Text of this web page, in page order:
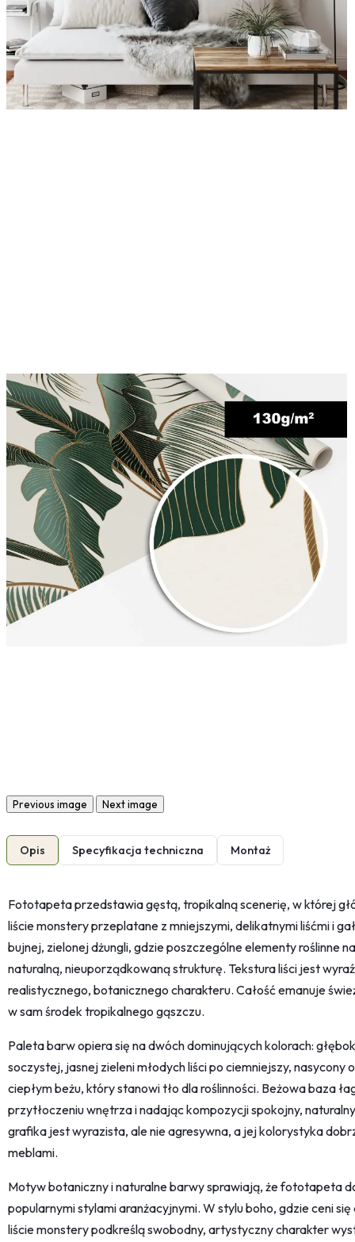
Previous image Next image
Opis Specyfikacja techniczna Montaż
Fototapeta przedstawia gęstą, tropikalną scenerię, w której
liście monstery przeplatane z mniejszymi, delikatnymi liśćmi i
bujnej, zielonej dżungli, gdzie poszczególne elementy roślinne
naturalną, nieuporządkowaną strukturę. Tekstura liści jest
realistycznego, botanicznego charakteru. Całość emanuje
w sam środek tropikalnego gąszczu.
Paleta barw opiera się na dwóch dominujących kolorach:
soczystej, jasnej zieleni młodych liści po ciemniejszy,
ciepłym beżu, który stanowi tło dla roślinności. Beżowa baza
przytłoczeniu wnętrza i nadając kompozycji spokojny,
grafika jest wyrazista, ale nie agresywna, a jej kolorystyka
meblami.
Motyw botaniczny i naturalne barwy sprawiają, że fototapeta
popularnymi stylami aranżacyjnymi. W stylu boho, gdzie ceni
liście monstery podkreślą swobodny, artystyczny charakter